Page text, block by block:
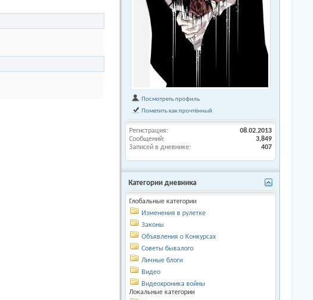
Посмотреть профиль
Пометить как прочтённый
Регистрация
08.02.2013
Сообщений
3,849
Записей в дневнике
407
Категории дневника
Глобальные категории
Изменения в рулетке
Законы
Объявления о Конкурсах
Советы бывалого
Личные блоги
Видео
Видеохроника войны
Локальные категории